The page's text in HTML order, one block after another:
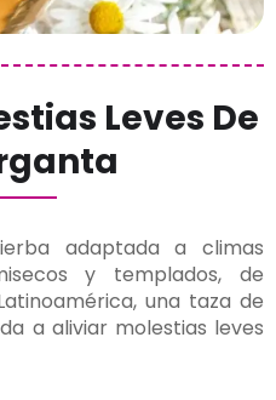
Leves De
adaptada a climas
y templados, de
una taza de
a aliviar molestias leves